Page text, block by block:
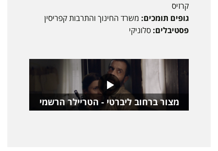
קרזיס
גופים תומכים: משרד החינוך והתרבות קפריסין
פסטיבלים: סלוניקי
מצור ברחוב ליברטי - הטריילר הרשמי